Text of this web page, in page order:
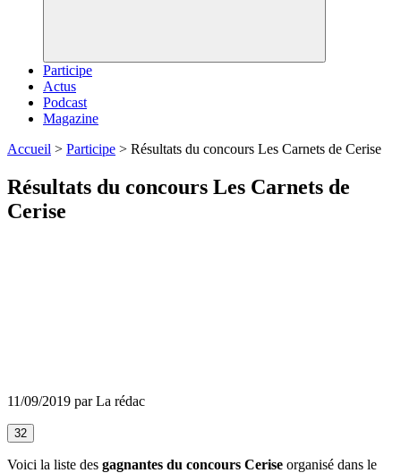
Participe
Actus
Podcast
Magazine
Accueil > Participe > Résultats du concours Les Carnets de Cerise
Résultats du concours Les Carnets de
Cerise
11/09/2019 par La rédac
32
Voici la liste des gagnantes du concours Cerise organisé dans le